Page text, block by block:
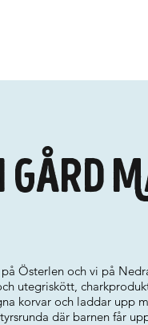
Gård
Österlen och vi på
utegriskött,
korvar och laddar upp
där barnen får